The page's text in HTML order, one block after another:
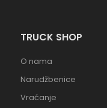
TRUCK SHOP
O nama
Narudžbenice
Vraćanje